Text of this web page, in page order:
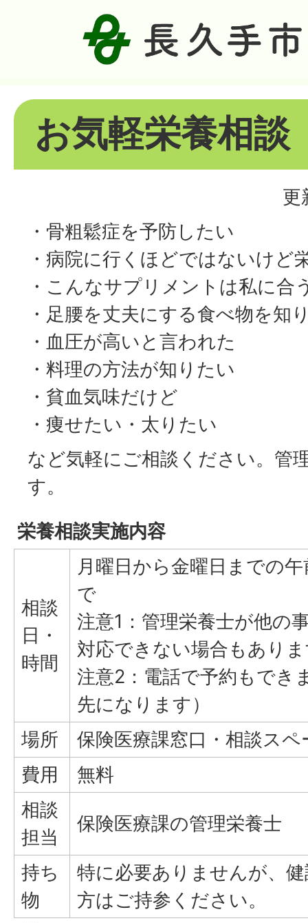
お気軽栄養相談
更
・骨粗鬆症を予防したい
・病院に行くほどではないけど
・こんなサプリメントは私に合
・足腰を丈夫にする食べ物を知
・血圧が高いと言われた
・料理の方法が知りたい
・貧血気味だけど
・痩せたい・太りたい
など気軽にご相談ください。管
す。
栄養相談実施内容
相談
日・
時間
月曜日から金曜日までの
で
注意1：管理栄養士が他の
対応できない場合もあり
注意2：電話で予約もでき
先になります）
場所
保険医療課窓口・相談スペ
費用
無料
相談
担当
保険医療課の管理栄養士
持ち
物
特に必要ありませんが、
方はご持参ください。